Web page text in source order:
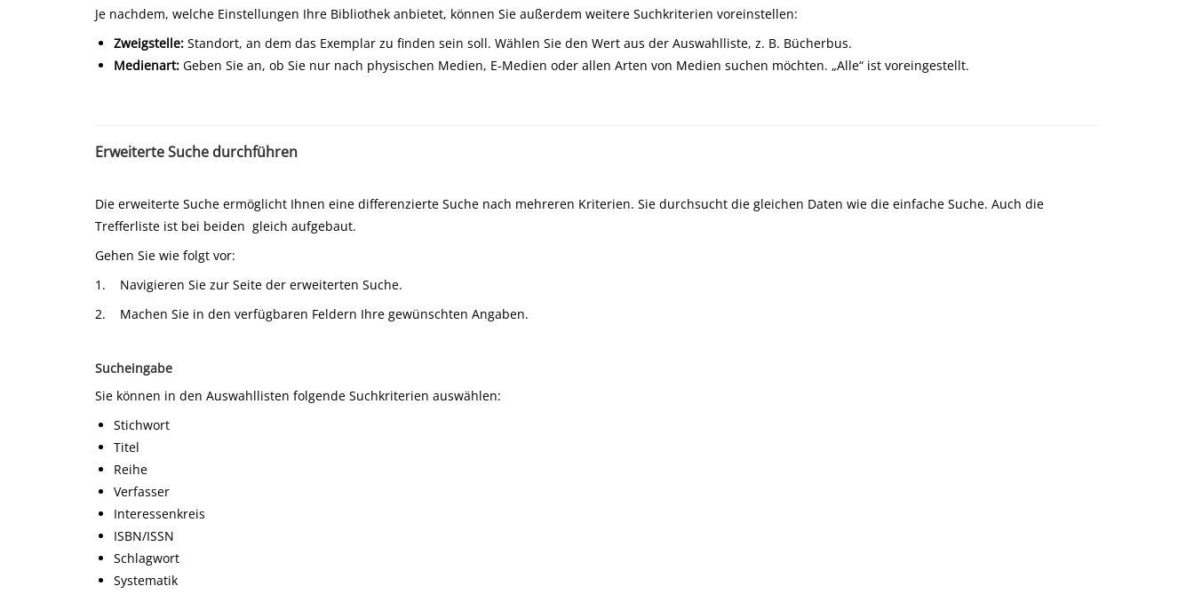
Je nachdem, welche Einstellungen Ihre Bibliothek anbietet, können Sie außerdem weitere Suchkriterien voreinstellen:
Zweigstelle: Standort, an dem das Exemplar zu finden sein soll. Wählen Sie den Wert aus der Auswahlliste, z. B. Bücherbus.
Medienart: Geben Sie an, ob Sie nur nach physischen Medien, E-Medien oder allen Arten von Medien suchen möchten. „Alle“ ist voreingestellt.
Erweiterte Suche durchführen
Die erweiterte Suche ermöglicht Ihnen eine differenzierte Suche nach mehreren Kriterien. Sie durchsucht die gleichen Daten wie die einfache Suche. Auch die
Trefferliste ist bei beiden gleich aufgebaut.
Gehen Sie wie folgt vor:
1. Navigieren Sie zur Seite der erweiterten Suche.
2. Machen Sie in den verfügbaren Feldern Ihre gewünschten Angaben.
Sucheingabe
Sie können in den Auswahllisten folgende Suchkriterien auswählen:
Stichwort
Titel
Reihe
Verfasser
Interessenkreis
ISBN/ISSN
Schlagwort
Systematik